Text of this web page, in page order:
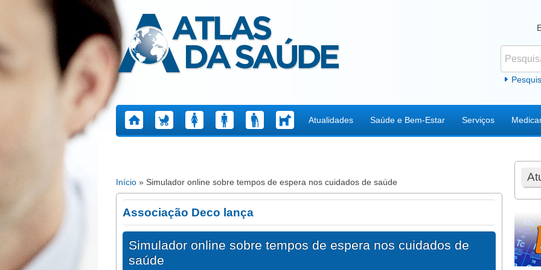
Atlas da Saúde
Atualidades Saúde e Bem-Estar Serviços
Está aqui
Início » Simulador online sobre tempos de espera nos cuidados de saúde
Associação Deco lança
Simulador online sobre tempos de espera nos cuidados de
saúde